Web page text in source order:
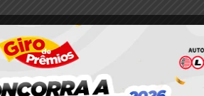
atendimentos à vítima,
Vale ressaltar que com o